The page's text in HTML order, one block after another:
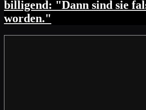
billigend: "Dann sind sie
worden."